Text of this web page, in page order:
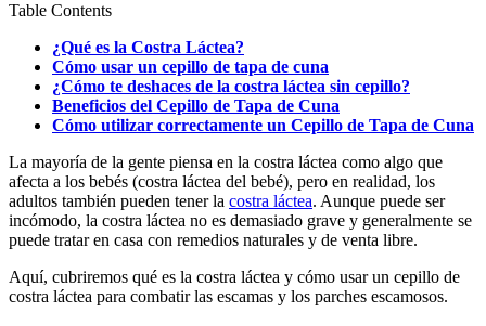
Table Contents
¿Qué es la Costra Láctea?
Cómo usar un cepillo de tapa de cuna
¿Cómo te deshaces de la costra láctea sin cepillo?
Beneficios del Cepillo de Tapa de Cuna
Cómo utilizar correctamente un Cepillo de Tapa de Cuna
La mayoría de la gente piensa en la costra láctea como algo que
afecta a los bebés (costra láctea del bebé), pero en realidad, los
adultos también pueden tener la costra láctea. Aunque puede ser
incómodo, la costra láctea no es demasiado grave y generalmente se
puede tratar en casa con remedios naturales y de venta libre.
Aquí, cubriremos qué es la costra láctea y cómo usar un cepillo de
costra láctea para combatir las escamas y los parches escamosos.